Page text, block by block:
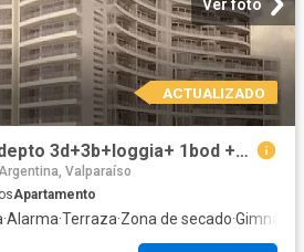
Ver foto
ACTUALIZADO
Ofertazo! 7.700 u.f depto 3d+3b+loggia+ 1bod +2est
Valparaíso
Apartamento
·Alarma·Terraza·Zona de secado·Gimnasio